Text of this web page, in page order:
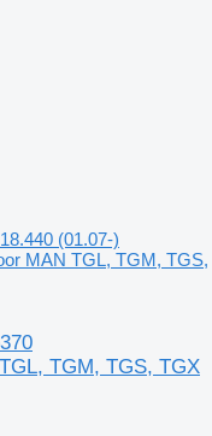
(01.07-)
MAN TGL, TGM, TGS,
TGM, TGS, TGX